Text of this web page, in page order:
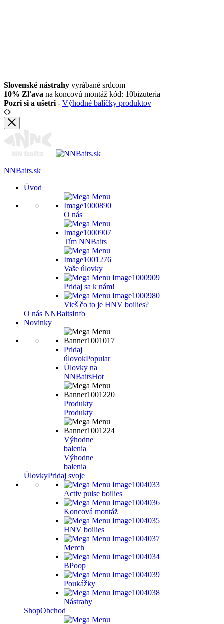
Slovenské nástrahy vyrábané srdcom
10% Zľava na koncovú montáž kód: 10bizuteria
Pozri si a ušetri - Výhodné balíčky produktov
NNBaits.sk
Úvod
O nás
Tím NNBaits
Vaše úlovky
Pridaj sa k nám!
Vieš čo to je HNV boilies?
O nás NNBaitsInfo
Novinky
Pridaj
úlovokPopular
Úlovky na
NNBaitsHot
Produkty
Produkty
Výhodne
balenia
Výhodne
balenia
ÚlovkyPridaj svoje
Activ pulse boilies
Koncová montáž
HNV boilies
Merch
BPoop
Poukážky
Nástrahy
ShopObchod